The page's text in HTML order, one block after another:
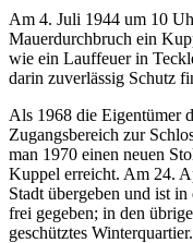
Am 4. Juli 1944 um 10
Mauerdurchbruch ein
wie ein Lauffeuer in
darin zuverlässig Schutz
Als 1968 die Eigentümer
Zugangsbereich zur
man 1970 einen neuen
Kuppel erreicht. Am 24.
Stadt übergeben und ist
frei gegeben; in den
geschütztes Winterquartier.